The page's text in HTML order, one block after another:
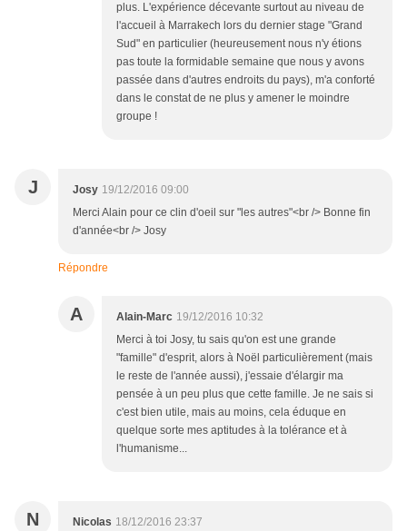
plus. L'expérience décevante surtout au niveau de
l'accueil à Marrakech lors du dernier stage "Grand
Sud" en particulier (heureusement nous n'y étions
pas toute la formidable semaine que nous y avons
passée dans d'autres endroits du pays), m'a conforté
dans le constat de ne plus y amener le moindre
groupe !
J Josy 19/12/2016 09:00
Merci Alain pour ce clin d'oeil sur "les autres"<br /> Bonne fin
d'année<br /> Josy
Répondre
A Alain-Marc 19/12/2016 10:32
Merci à toi Josy, tu sais qu'on est une grande
"famille" d'esprit, alors à Noël particulièrement (mais
le reste de l'année aussi), j'essaie d'élargir ma
pensée à un peu plus que cette famille. Je ne sais si
c'est bien utile, mais au moins, cela éduque en
quelque sorte mes aptitudes à la tolérance et à
l'humanisme...
N Nicolas 18/12/2016 23:37